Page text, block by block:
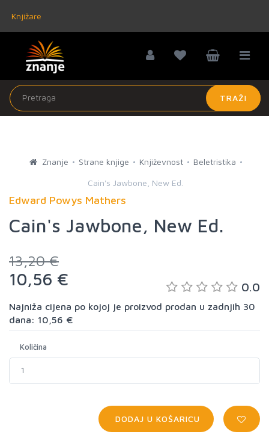
Knjižare
TRAŽI
Znanje Strane knjige Književnost Beletristika
Cain's Jawbone, New Ed.
Edward Powys Mathers
Cain's Jawbone, New Ed.
13,20 €
10,56 € 0.0
Najniža cijena po kojoj je proizvod prodan u zadnjih 30
dana: 10,56 €
Količina
DODAJ U KOŠARICU